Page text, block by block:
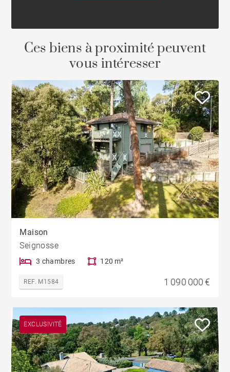
Ces biens à proximité peuvent
vous intéresser
Maison
Seignosse
3 chambres 120 m²
REF. M1584 1 090 000 €
EXCLUSIVITÉ